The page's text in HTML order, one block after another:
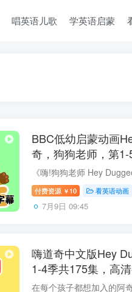
唱英语儿歌 学英语启蒙
BBC低幼启蒙动画
奇，狗狗老师，第
高清视频带英文字
付费资源 ￥ 10 看英语动画
7月9日 09:45
嗨道奇中文版Hey
1-4季共175集，高
度网盘下载！